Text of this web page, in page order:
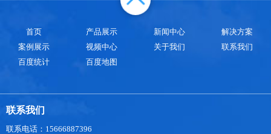
多，人为原因占绝大多数。工业废物燃气、燃烧垃
的监测需要使用先进的仪器，比如超声波气象站来
进行实时监测。超声波气象站是一款可以对
首页 产品展示 新闻中心
解决方案
案例展示
视频中心 关于我们
联系我们
百度统计
百度地图
联系我们
联系电话：15666887396